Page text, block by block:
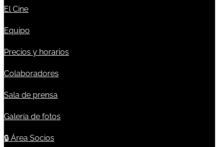
El Cine
Equipo
Precios y horarios
Colaboradores
Sala de prensa
Galería de fotos
🔒 Área Socios